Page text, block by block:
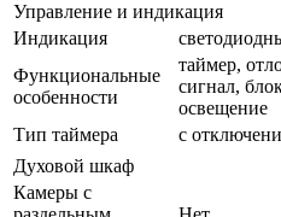
Управление и индикация
Индикация
Функциональные
особенности
таймер,
сигнал,
освещение
Тип таймера
с
Духовой шкаф
Камеры с